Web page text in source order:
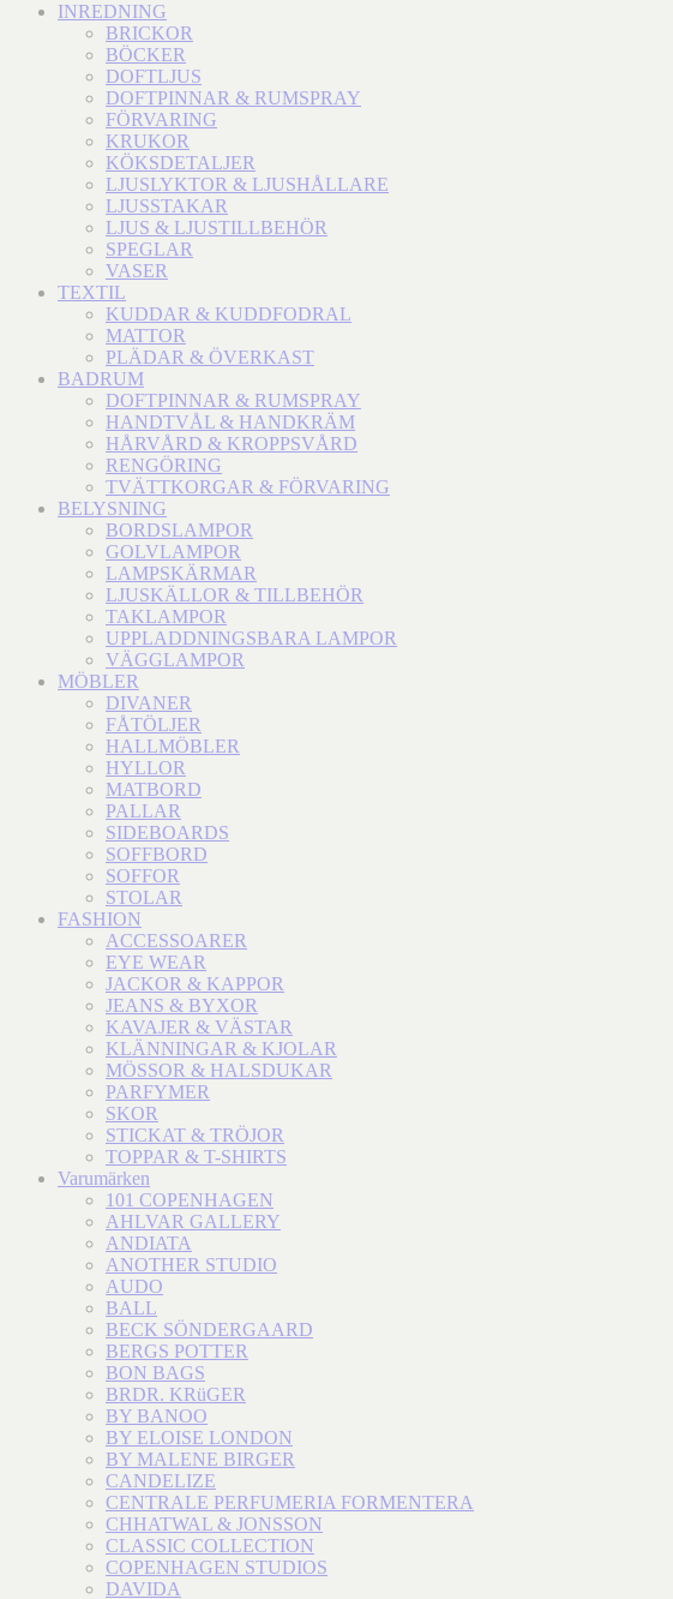
INREDNING
BRICKOR
BÖCKER
DOFTLJUS
DOFTPINNAR & RUMSPRAY
FÖRVARING
KRUKOR
KÖKSDETALJER
LJUSLYKTOR & LJUSHÅLLARE
LJUSSTAKAR
LJUS & LJUSTILLBEHÖR
SPEGLAR
VASER
TEXTIL
KUDDAR & KUDDFODRAL
MATTOR
PLÄDAR & ÖVERKAST
BADRUM
DOFTPINNAR & RUMSPRAY
HANDTVÅL & HANDKRÄM
HÅRVÅRD & KROPPSVÅRD
RENGÖRING
TVÄTTKORGAR & FÖRVARING
BELYSNING
BORDSLAMPOR
GOLVLAMPOR
LAMPSKÄRMAR
LJUSKÄLLOR & TILLBEHÖR
TAKLAMPOR
UPPLADDNINGSBARA LAMPOR
VÄGGLAMPOR
MÖBLER
DIVANER
FÅTÖLJER
HALLMÖBLER
HYLLOR
MATBORD
PALLAR
SIDEBOARDS
SOFFBORD
SOFFOR
STOLAR
FASHION
ACCESSOARER
EYE WEAR
JACKOR & KAPPOR
JEANS & BYXOR
KAVAJER & VÄSTAR
KLÄNNINGAR & KJOLAR
MÖSSOR & HALSDUKAR
PARFYMER
SKOR
STICKAT & TRÖJOR
TOPPAR & T-SHIRTS
Varumärken
101 COPENHAGEN
AHLVAR GALLERY
ANDIATA
ANOTHER STUDIO
AUDO
BALL
BECK SÖNDERGAARD
BERGS POTTER
BON BAGS
BRDR. KRüGER
BY BANOO
BY ELOISE LONDON
BY MALENE BIRGER
CANDELIZE
CENTRALE PERFUMERIA FORMENTERA
CHHATWAL & JONSSON
CLASSIC COLLECTION
COPENHAGEN STUDIOS
DAVIDA